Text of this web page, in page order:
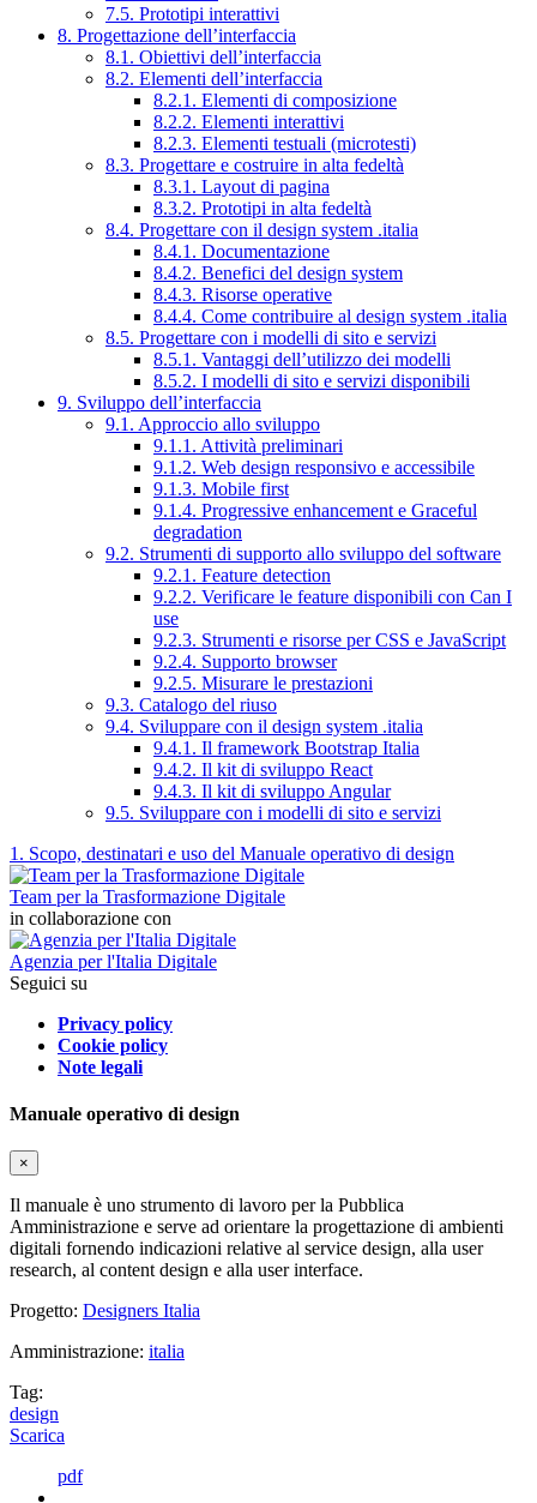
7.5. Prototipi interattivi
8. Progettazione dell’interfaccia
8.1. Obiettivi dell’interfaccia
8.2. Elementi dell’interfaccia
8.2.1. Elementi di composizione
8.2.2. Elementi interattivi
8.2.3. Elementi testuali (microtesti)
8.3. Progettare e costruire in alta fedeltà
8.3.1. Layout di pagina
8.3.2. Prototipi in alta fedeltà
8.4. Progettare con il design system .italia
8.4.1. Documentazione
8.4.2. Benefici del design system
8.4.3. Risorse operative
8.4.4. Come contribuire al design system .italia
8.5. Progettare con i modelli di sito e servizi
8.5.1. Vantaggi dell’utilizzo dei modelli
8.5.2. I modelli di sito e servizi disponibili
9. Sviluppo dell’interfaccia
9.1. Approccio allo sviluppo
9.1.1. Attività preliminari
9.1.2. Web design responsivo e accessibile
9.1.3. Mobile first
9.1.4. Progressive enhancement e Graceful
degradation
9.2. Strumenti di supporto allo sviluppo del software
9.2.1. Feature detection
9.2.2. Verificare le feature disponibili con Can I
use
9.2.3. Strumenti e risorse per CSS e JavaScript
9.2.4. Supporto browser
9.2.5. Misurare le prestazioni
9.3. Catalogo del riuso
9.4. Sviluppare con il design system .italia
9.4.1. Il framework Bootstrap Italia
9.4.2. Il kit di sviluppo React
9.4.3. Il kit di sviluppo Angular
9.5. Sviluppare con i modelli di sito e servizi
1. Scopo, destinatari e uso del Manuale operativo di design
Team per la Trasformazione Digitale
in collaborazione con
Agenzia per l'Italia Digitale
Seguici su
Privacy policy
Cookie policy
Note legali
Manuale operativo di design
×
Il manuale è uno strumento di lavoro per la Pubblica
Amministrazione e serve ad orientare la progettazione di ambienti
digitali fornendo indicazioni relative al service design, alla user
research, al content design e alla user interface.
Progetto: Designers Italia
Amministrazione: italia
Tag:
design
Scarica
pdf